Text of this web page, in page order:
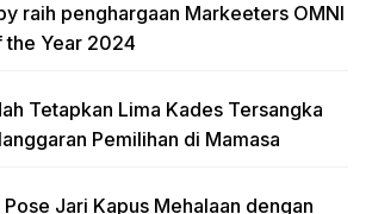
raih penghargaan Markeeters OMNI
the Year 2024
Tetapkan Lima Kades Tersangka
Pemilihan di Mamasa
Jari Kapus Mehalaan dengan